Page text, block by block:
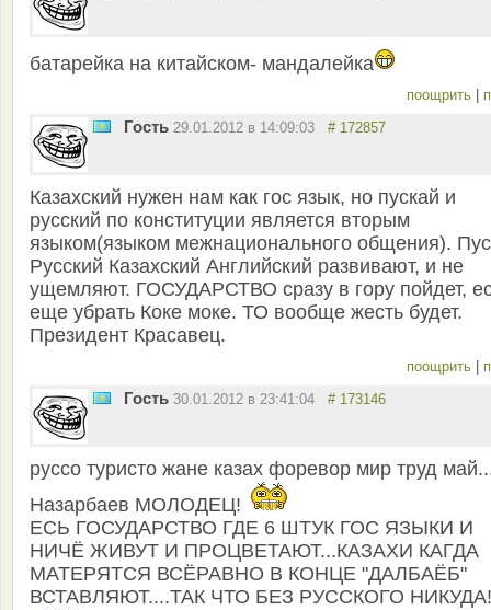
батарейка на китайском- мандалейка
поощрить
Гость 29.01.2012 в 14:09:03 # 172857
Казахский нужен нам как гос язык, но пускай и
русский по конституции является вторым
языком(языком межнационального общения).
Русский Казахский Английский развивают, и не
ущемляют. ГОСУДАРСТВО сразу в гору пойдет,
еще убрать Коке моке. ТО вообще жесть будет.
Президент Красавец.
поощрить
Гость 30.01.2012 в 23:41:04 # 173146
руссо туристо жане казах форевор мир труд
Назарбаев МОЛОДЕЦ!
ЕСЬ ГОСУДАРСТВО ГДЕ 6 ШТУК ГОС ЯЗЫКИ И
НИЧЁ ЖИВУТ И ПРОЦВЕТАЮТ...КАЗАХИ КАГДА
МАТЕРЯТСЯ ВСЁРАВНО В КОНЦЕ "ДАЛБАЁБ"
ВСТАВЛЯЮТ....ТАК ЧТО БЕЗ РУССКОГО НИКУДА!